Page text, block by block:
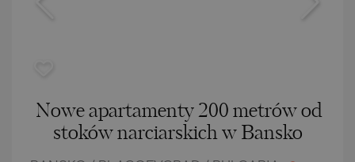
Nowe apartamenty 200 metrów od
stoków narciarskich w Bansko